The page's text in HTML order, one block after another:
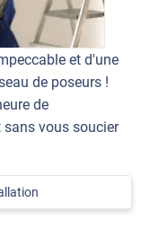
et d'une
de poseurs !
de
vous soucier